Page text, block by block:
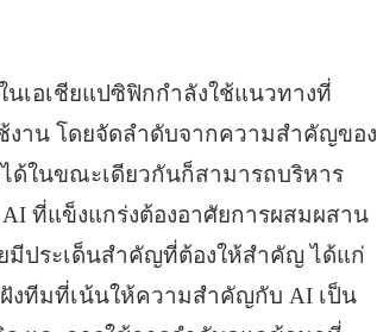
นเอเชียแปซิฟิกกําลังใช้แนวทางที่
งาน โดยจัดลําดับจากความสําคัญของ
ด้ในขณะเดียวกันก็สามารถบริหาร
ที่แข็งแกร่งต้องอาศัยการผสมผสาน
มีประเด็นสำคัญที่ต้องให้สำคัญ ได้แก่
งทีมที่เน้นให้ความสำคัญกับ AI เป็น